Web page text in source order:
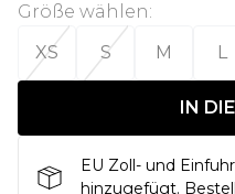
Größe wählen:
XS
S M L
IN
EU Zoll- und
hinzugefügt.